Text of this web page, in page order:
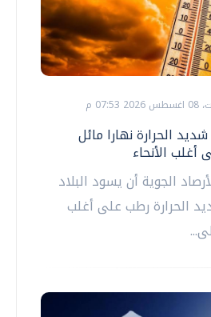
07:53 م
الحرارة نهارا مائل
أغلب الأنحاء
الجوية أن يسود البلاد
الحرارة رطب على أغلب